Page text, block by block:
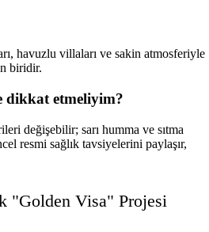
havuzlu villaları ve sakin atmosferiyle
biridir.
dikkat etmeliyim?
değişebilir; sarı humma ve sıtma
resmi sağlık tavsiyelerini paylaşır,
"Golden Visa" Projesi